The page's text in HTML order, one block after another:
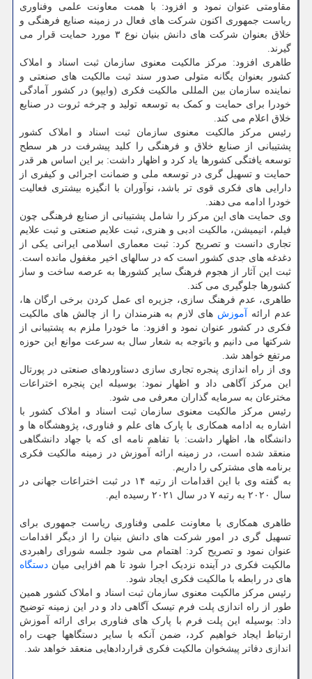
مقاومتی عنوان نمود و افزود: با همت معاونت علمی وفناوری
ریاست جمهوری اکنون شرکت های فعال در زمینه صنایع فرهنگی و
خلاق بعنوان شرکت های دانش بنیان نوع ۳ مورد حمایت قرار می
گیرند.
طاهری افزود: مرکز مالکیت معنوی سازمان ثبت اسناد و املاک
کشور بعنوان یگانه متولی صدور سند ثبت مالکیت های صنعتی و
نماینده سازمان بین المللی مالکیت فکری (وایپو) در کشور آمادگی
خودرا برای حمایت و کمک به توسعه تولید و چرخه ثروت در صنایع
خلاق اعلام می کند.
رئیس مرکز مالکیت معنوی سازمان ثبت اسناد و املاک کشور
پشتیبانی از صنایع خلاق و فرهنگی را کلید پیشرفت در هر سطح
توسعه یافتگی کشورها یاد کرد و اظهار داشت: بر این اساس هر قدر
حمایت و تسهیل گری در توسعه ملی و ضمانت اجرائی و کیفری از
دارایی های فکری قوی تر باشد، نوآوران با انگیزه بیشتری فعالیت
خودرا ادامه می دهند.
وی حمایت های این مرکز را شامل پشتیبانی از صنایع فرهنگی چون
فیلم، انیمیشن، مالکیت ادبی و هنری، ثبت علایم صنعتی و ثبت علایم
تجاری دانست و تصریح کرد: ثبت معماری اسلامی ایرانی یکی از
دغدغه های جدی کشور است که در سالهای اخیر مغفول مانده است.
ثبت این آثار از هجوم فرهنگ سایر کشورها به عرصه ساخت و ساز
کشورها جلوگیری می کند.
طاهری، عدم فرهنگ سازی، جزیره ای عمل کردن برخی ارگان ها،
عدم ارائه
آموزش های لازم به هنرمندان را از چالش های مالکیت
فکری در کشور عنوان نمود و افزود: ما خودرا ملزم به پشتیبانی از
شرکتها می دانیم و باتوجه به شعار سال به سرعت موانع این حوزه
مرتفع خواهد شد.
وی از راه اندازی پنجره تجاری سازی دستاوردهای صنعتی در پورتال
این مرکز آگاهی داد و اظهار نمود: بوسیله این پنجره اختراعات
مخترعان به سرمایه گذاران معرفی می شود.
رئیس مرکز مالکیت معنوی سازمان ثبت اسناد و املاک کشور با
اشاره به ادامه همکاری با پارک های علم و فناوری، پژوهشگاه ها و
دانشگاه ها، اظهار داشت: با تفاهم نامه ای که با جهاد دانشگاهی
منعقد شده است، در زمینه ارائه آموزش در زمینه مالکیت فکری
برنامه های مشترکی را داریم.
به گفته وی با این اقدامات از رتبه ۱۴ در ثبت اختراعات جهانی در
سال ۲۰۲۰ به رتبه ۷ در سال ۲۰۲۱ رسیده ایم.
طاهری همکاری با معاونت علمی وفناوری ریاست جمهوری برای
تسهیل گری در امور شرکت های دانش بنیان را از دیگر اقدامات
عنوان نمود و تصریح کرد: اهتمام می شود جلسه شورای راهبردی
مالکیت فکری در آینده نزدیک اجرا شود تا هم افزایی میان دستگاه
های در رابطه با مالکیت فکری ایجاد شود.
رئیس مرکز مالکیت معنوی سازمان ثبت اسناد و املاک کشور همین
طور از راه اندازی پلت فرم تیسک آگاهی داد و در این زمینه توضیح
داد: بوسیله این پلت فرم با پارک های فناوری برای ارائه آموزش
ارتباط ایجاد خواهیم کرد، ضمن آنکه با سایر دستگاهها جهت راه
اندازی دفاتر پیشخوان مالکیت فکری قراردادهایی منعقد خواهد شد.